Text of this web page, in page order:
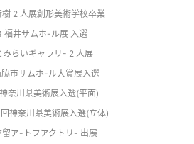
2 人展創形美術学校卒業
福井サムホ-ル展 入選
みらいギャラリ- 2 人展
市サムホ-ル大賞展入選
奈川県美術展入選(平面)
神奈川県美術展入選(立体)
ア-トフアクトリ- 出展